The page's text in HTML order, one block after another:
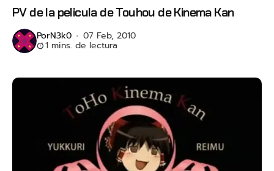
PV de la pelicula de Touhou de Kinema Kan
PorN3k0 07 Feb, 2010
1 mins. de lectura